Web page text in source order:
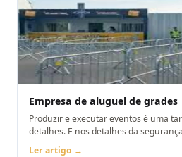
Empresa de aluguel de grades
Produzir e executar eventos é uma
detalhes. E nos detalhes da segurança, não pode faltar
de aluguel de grades
Ler artigo →